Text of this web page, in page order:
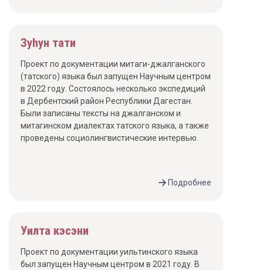
Зуhун тати
Проект по документации митаги-джалганского
(татского) языка был запущен Научным центром
в 2022 году. Состоялось несколько экспедиций
в Дербентский район Республики Дагестан.
Были записаны тексты на джалганском и
митагинском диалектах татского языка, а также
проведены социолингвистические интервью.
Подробнее
Уилта кэсэни
Проект по документации уильтинского языка
был запущен Научным центром в 2021 году. В